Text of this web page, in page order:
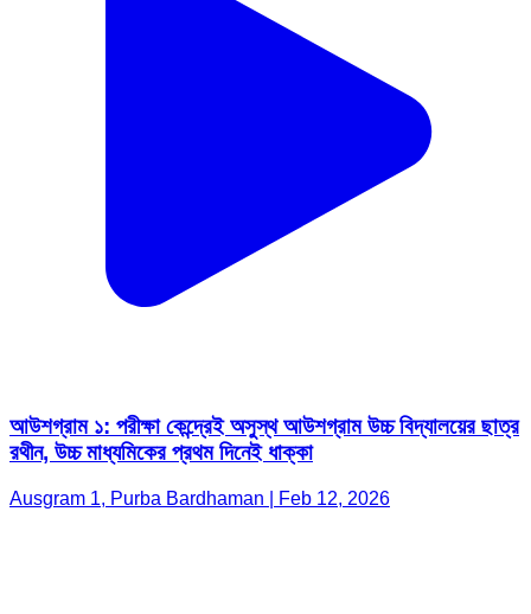
আউশগ্রাম ১: পরীক্ষা কেন্দ্রেই অসুস্থ আউশগ্রাম উচ্চ বিদ্যালয়ের ছাত্র
রথীন, উচ্চ মাধ্যমিকের প্রথম দিনেই ধাক্কা